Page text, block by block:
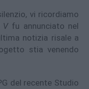
vi ricordiamo
Vfu annunciato nel
notizia risale a
stia venendo
del recente Studio